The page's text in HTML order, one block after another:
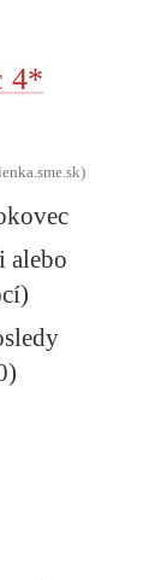
4*
alebo